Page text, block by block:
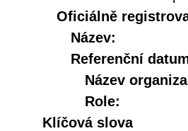
Oficiálně
Název:
Referenční
Název
Role:
Klíčová slova